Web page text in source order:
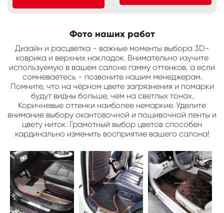
Фото наших работ
Дизайн и расцветка - важные моменты выбора 3D-
коврика и верхних накладок. Внимательно изучите
используемую в вашем салоне гамму оттенков, а если
сомневаетесь - позвоните нашим менеджерам.
Помните, что на чёрном цвете загрязнения и помарки
будут видны больше, чем на светлых тонах.
Коричневые оттенки наиболее немаркие. Уделите
внимание выбору окантовочной и пошивочной ленты и
цвету ниток. Грамотный выбор цветов способен
кардинально изменить восприятие вашего салона!